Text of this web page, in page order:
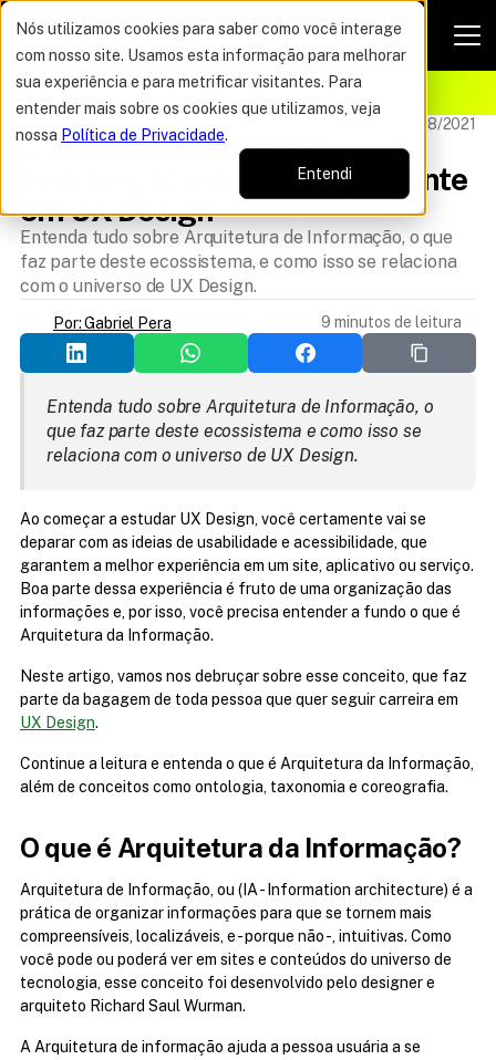
Nós utilizamos cookies para saber como você interage
com nosso site. Usamos esta informação para melhorar
sua experiência e para metrificar visitantes. Para
entender mais sobre os cookies que utilizamos, veja
nossa Política de Privacidade.
Entendi
OFERTA DO ANO VAGAS POR TEMPO LIMITADO
Atualizado 23/08/2021
O que é Arquitetura da
Informação e como é importante
em UX Design
Entenda tudo sobre Arquitetura de Informação, o que
faz parte deste ecossistema, e como isso se relaciona
com o universo de UX Design.
Por: Gabriel Pera 9 minutos de leitura
Entenda tudo sobre Arquitetura de Informação, o
que faz parte deste ecossistema e como isso se
relaciona com o universo de UX Design.
Ao começar a estudar UX Design, você certamente vai se
deparar com as ideias de usabilidade e acessibilidade, que
garantem a melhor experiência em um site, aplicativo ou serviço.
Boa parte dessa experiência é fruto de uma organização das
informações e, por isso, você precisa entender a fundo o que é
Arquitetura da Informação.
Neste artigo, vamos nos debruçar sobre esse conceito, que faz
UX Design.
Continue a leitura e entenda o que é Arquitetura da Informação,
além de conceitos como ontologia, taxonomia e coreografia.
O que é Arquitetura da Informação?
Arquitetura de Informação, ou (IA - Information architecture) é a
prática de organizar informações para que se tornem mais
compreensíveis, localizáveis, e - porque não -, intuitivas. Como
você pode ou poderá ver em sites e conteúdos do universo de
tecnologia, esse conceito foi desenvolvido pelo designer e
arquiteto Richard Saul Wurman.
A Arquitetura de informação ajuda a pessoa usuária a se